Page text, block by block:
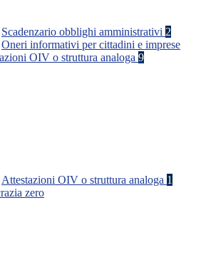
Scadenzario obblighi amministrativi 2
Oneri informativi per cittadini e imprese
OIV o struttura analoga 9
Attestazioni OIV o struttura analoga 1
zero